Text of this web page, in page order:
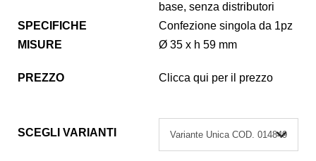
base, senza distributori
SPECIFICHE
Confezione singola da 1pz
MISURE
Ø 35 x h 59 mm
PREZZO Clicca qui per il prezzo
SCEGLI VARIANTI